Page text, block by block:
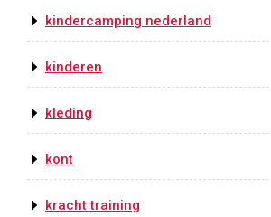
kindercamping nederland
kinderen
kleding
kont
kracht training